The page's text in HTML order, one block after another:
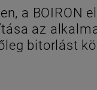
a BOIRON
az
bitorlást